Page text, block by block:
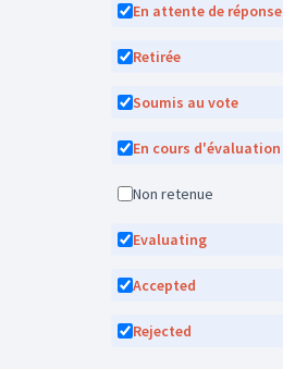
En attente de réponse
Retirée
Soumis au vote
En cours d'évaluation
Non retenue
Evaluating
Accepted
Rejected